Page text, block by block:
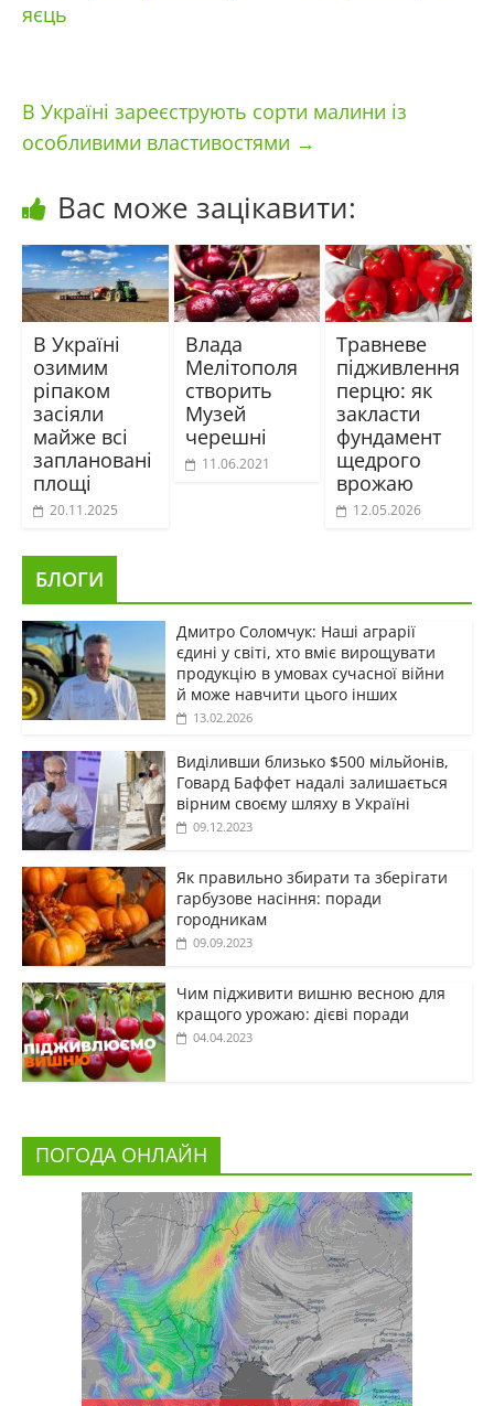
яєць
В Україні зареєструють сорти малини із
особливими властивостями →
Вас може зацікавити:
В Україні
озимим
ріпаком
засіяли
майже всі
заплановані
площі
20.11.2025
Влада
Мелітополя
створить
Музей
черешні
11.06.2021
Травневе
підживлення
перцю: як
закласти
фундамент
щедрого
врожаю
12.05.2026
БЛОГИ
Дмитро Соломчук: Наші аграрії
єдині у світі, хто вміє вирощувати
продукцію в умовах сучасної війни
й може навчити цього інших
13.02.2026
Виділивши близько $500 мільйонів,
Говард Баффет надалі залишається
вірним своєму шляху в Україні
09.12.2023
Як правильно збирати та зберігати
гарбузове насіння: поради
городникам
09.09.2023
Чим підживити вишню весною для
кращого урожаю: дієві поради
04.04.2023
ПОГОДА ОНЛАЙН